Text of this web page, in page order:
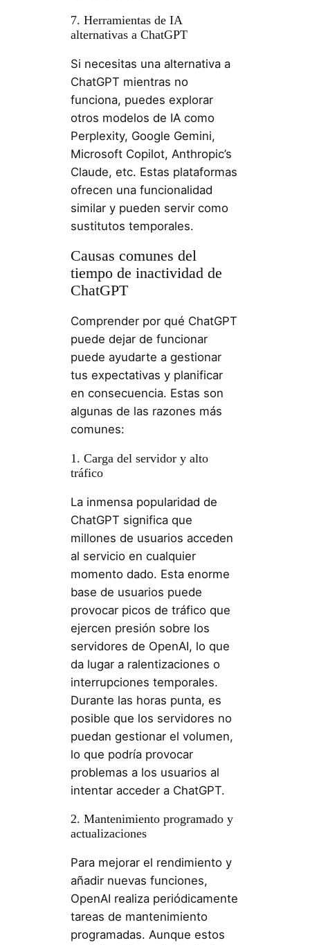
7. Herramientas de IA
alternativas a ChatGPT
Si necesitas una alternativa a
ChatGPT mientras no
funciona, puedes explorar
otros modelos de IA como
Perplexity, Google Gemini,
Microsoft Copilot, Anthropic’s
Claude, etc. Estas plataformas
ofrecen una funcionalidad
similar y pueden servir como
sustitutos temporales.
Causas comunes del
tiempo de inactividad de
ChatGPT
Comprender por qué ChatGPT
puede dejar de funcionar
puede ayudarte a gestionar
tus expectativas y planificar
en consecuencia. Estas son
algunas de las razones más
comunes:
1. Carga del servidor y alto
tráfico
La inmensa popularidad de
ChatGPT significa que
millones de usuarios acceden
al servicio en cualquier
momento dado. Esta enorme
base de usuarios puede
provocar picos de tráfico que
ejercen presión sobre los
servidores de OpenAI, lo que
da lugar a ralentizaciones o
interrupciones temporales.
Durante las horas punta, es
posible que los servidores no
puedan gestionar el volumen,
lo que podría provocar
problemas a los usuarios al
intentar acceder a ChatGPT.
2. Mantenimiento programado y
actualizaciones
Para mejorar el rendimiento y
añadir nuevas funciones,
OpenAI realiza periódicamente
tareas de mantenimiento
programadas. Aunque estos